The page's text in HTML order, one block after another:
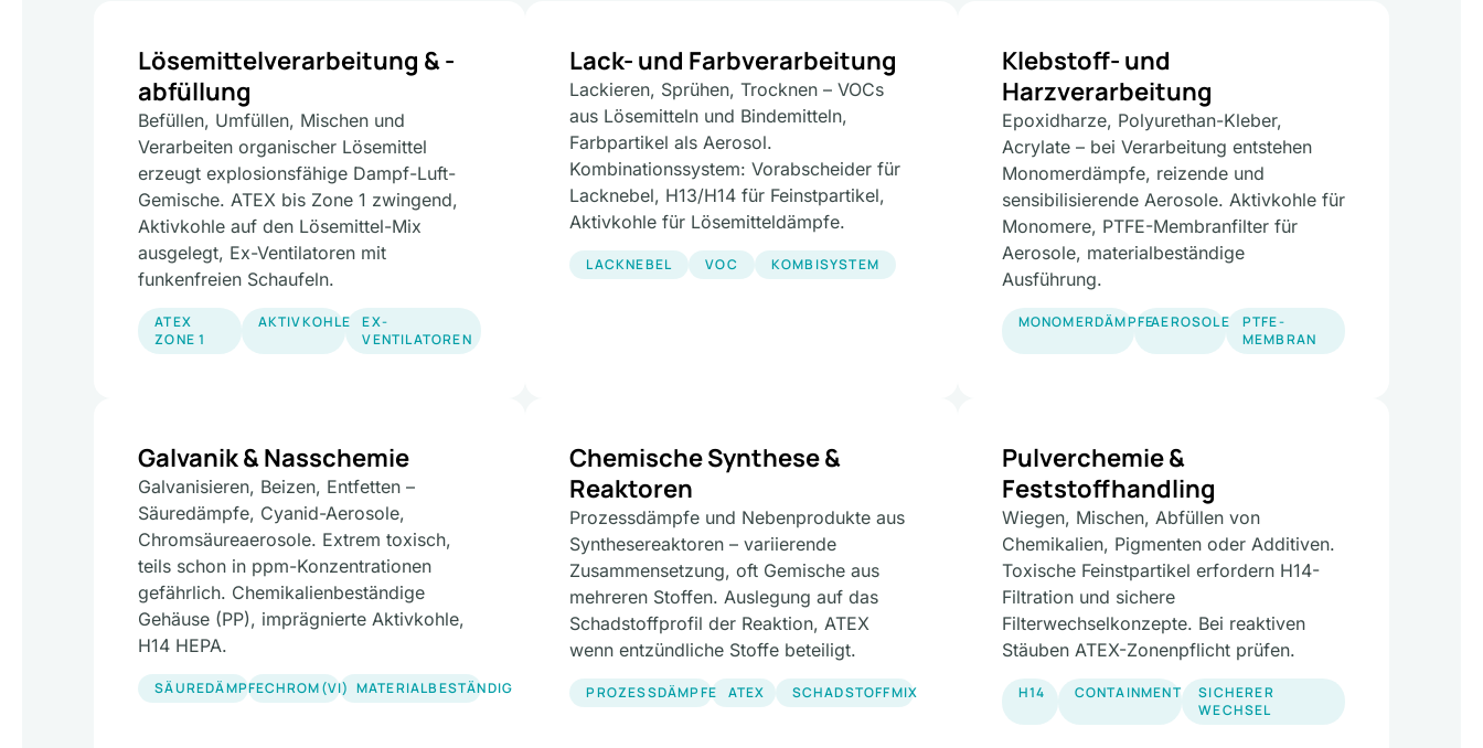
Lösemittelverarbeitung & -
abfüllung
Befüllen, Umfüllen, Mischen und
Verarbeiten organischer Lösemittel
erzeugt explosionsfähige Dampf-Luft-
Gemische. ATEX bis Zone 1 zwingend,
Aktivkohle auf den Lösemittel-Mix
ausgelegt, Ex-Ventilatoren mit
funkenfreien Schaufeln.
ATEX
ZONE 1
AKTIVKOHLE
EX-
VENTILATOREN
Lack- und Farbverarbeitung
Lackieren, Sprühen, Trocknen – VOCs
aus Lösemitteln und Bindemitteln,
Farbpartikel als Aerosol.
Kombinationssystem: Vorabscheider für
Lacknebel, H13/H14 für Feinstpartikel,
Aktivkohle für Lösemitteldämpfe.
LACKNEBEL VOC KOMBISYSTEM
Klebstoff- und
Harzverarbeitung
Epoxidharze, Polyurethan-Kleber,
Acrylate – bei Verarbeitung entstehen
Monomerdämpfe, reizende und
sensibilisierende Aerosole. Aktivkohle für
Monomere, PTFE-Membranfilter für
Aerosole, materialbeständige
Ausführung.
MONOMERDÄMPFEAEROSOLE
PTFE-
MEMBRAN
Galvanik & Nasschemie
Galvanisieren, Beizen, Entfetten –
Säuredämpfe, Cyanid-Aerosole,
Chromsäureaerosole. Extrem toxisch,
teils schon in ppm-Konzentrationen
gefährlich. Chemikalienbeständige
Gehäuse (PP), imprägnierte Aktivkohle,
H14 HEPA.
SÄUREDÄMPFECHROM(VI) MATERIALBESTÄNDIG
Chemische Synthese &
Reaktoren
Prozessdämpfe und Nebenprodukte aus
Synthesereaktoren – variierende
Zusammensetzung, oft Gemische aus
mehreren Stoffen. Auslegung auf das
Schadstoffprofil der Reaktion, ATEX
wenn entzündliche Stoffe beteiligt.
PROZESSDÄMPFE ATEX SCHADSTOFFMIX
Pulverchemie &
Feststoffhandling
Wiegen, Mischen, Abfüllen von
Chemikalien, Pigmenten oder Additiven.
Toxische Feinstpartikel erfordern H14-
Filtration und sichere
Filterwechselkonzepte. Bei reaktiven
Stäuben ATEX-Zonenpflicht prüfen.
H14 CONTAINMENT
SICHERER
WECHSEL